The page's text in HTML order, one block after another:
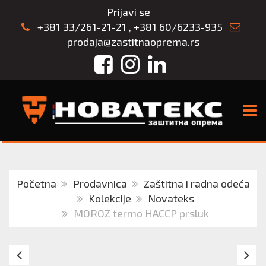
Prijavi se
+381 33/261-21-21 , +381 60/6233-935
prodaja@zastitnaoprema.rs
FacebookInstagram
LinkedIn
Početna Prodavnica
Zaštitna i radna odeća
Kolekcije
Novateks
MOROZ termo HACCP prsluk
MOROZ